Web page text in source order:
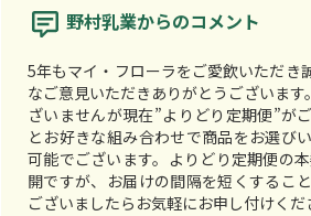
野村乳業からのコメント
5年もマイ・フローラをご愛飲いただき
なご意見いただきありがとうございま
ざいませんが現在”よりどり定期便”が
とお好きな組み合わせで商品をお選び
可能でございます。よりどり定期便の
開ですが、お届けの間隔を短くするこ
ございましたらお気軽にお申し付け